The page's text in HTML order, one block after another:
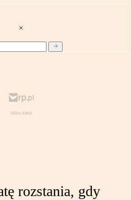
rozstania, gdy